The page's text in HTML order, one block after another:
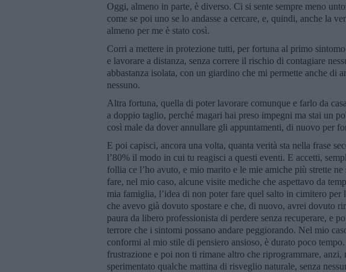
Oggi, almeno in parte, è diverso. Ci si sente sempre meno
come se poi uno se lo andasse a cercare, e, quindi, anche la
almeno per me è stato così.
Corri a mettere in protezione tutti, per fortuna al primo
e lavorare a distanza, senza correre il rischio di contagiare
abbastanza isolata, con un giardino che mi permette anche di
nessuno.
Altra fortuna, quella di poter lavorare comunque e farlo da
a doppio taglio, perché magari hai preso impegni ma stai un
così male da dover annullare gli appuntamenti, di nuovo per
E poi capisci, ancora una volta, quanta verità sta nella frase
l’80% il modo in cui tu reagisci a questi eventi. E accetti,
follia ce l’ho avuto, e mio marito e le mie amiche più strette
fare, nel mio caso, alcune visite mediche che aspettavo da
mia famiglia, l’idea di non poter fare quel salto in cimitero per
che avevo già dovuto spostare e che, di nuovo, avrei dovuto
paura da libero professionista di perdere senza recuperare, e
terrore che i sintomi possano andare peggiorando. Nel mio
conformi al mio stile di pensiero ansioso, è durato poco
frustrazione e poi non ti rimane altro che riprogrammare,
sperimentato qualche mattina di risveglio naturale, senza